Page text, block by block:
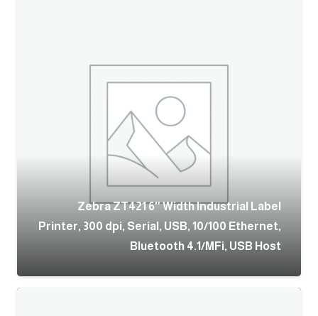
Zebra ZT421 6″ Width Industrial Label
Printer, 300 dpi, Serial, USB, 10/100 Ethernet,
Bluetooth 4.1/MFi, USB Host